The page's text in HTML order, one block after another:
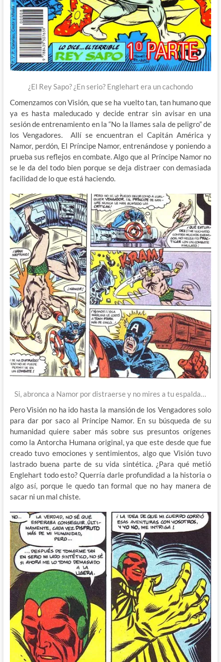
¿El Rey Sapo? ¿En serio? Englehart era un cachondo
Comenzamos con Visión, que se ha vuelto tan, tan humano que
ya es hasta maleducado y decide entrar sin avisar en una
sesión de entrenamiento en la “No la llames sala de peligro” de
los Vengadores. Allí se encuentran el Capitán América y
Namor, perdón, El Príncipe Namor, entrenándose y poniendo a
prueba sus reflejos en combate. Algo que al Príncipe Namor no
se le da del todo bien porque se deja distraer con demasiada
facilidad de lo que está haciendo.
Si, abronca a Namor por distraerse y no mires a tu espalda…
Pero Visión no ha ido hasta la mansión de los Vengadores solo
para dar por saco al Príncipe Namor. En su búsqueda de su
humanidad quiere saber más sobre sus presuntos orígenes
como la Antorcha Humana original, ya que este desde que fue
creado tuvo emociones y sentimientos, algo que Visión tuvo
lastrado buena parte de su vida sintética. ¿Para qué metió
Englehart todo esto? Querría darle profundidad a la historia o
algo así, porque le quedo tan formal que no hay manera de
sacar ni un mal chiste.